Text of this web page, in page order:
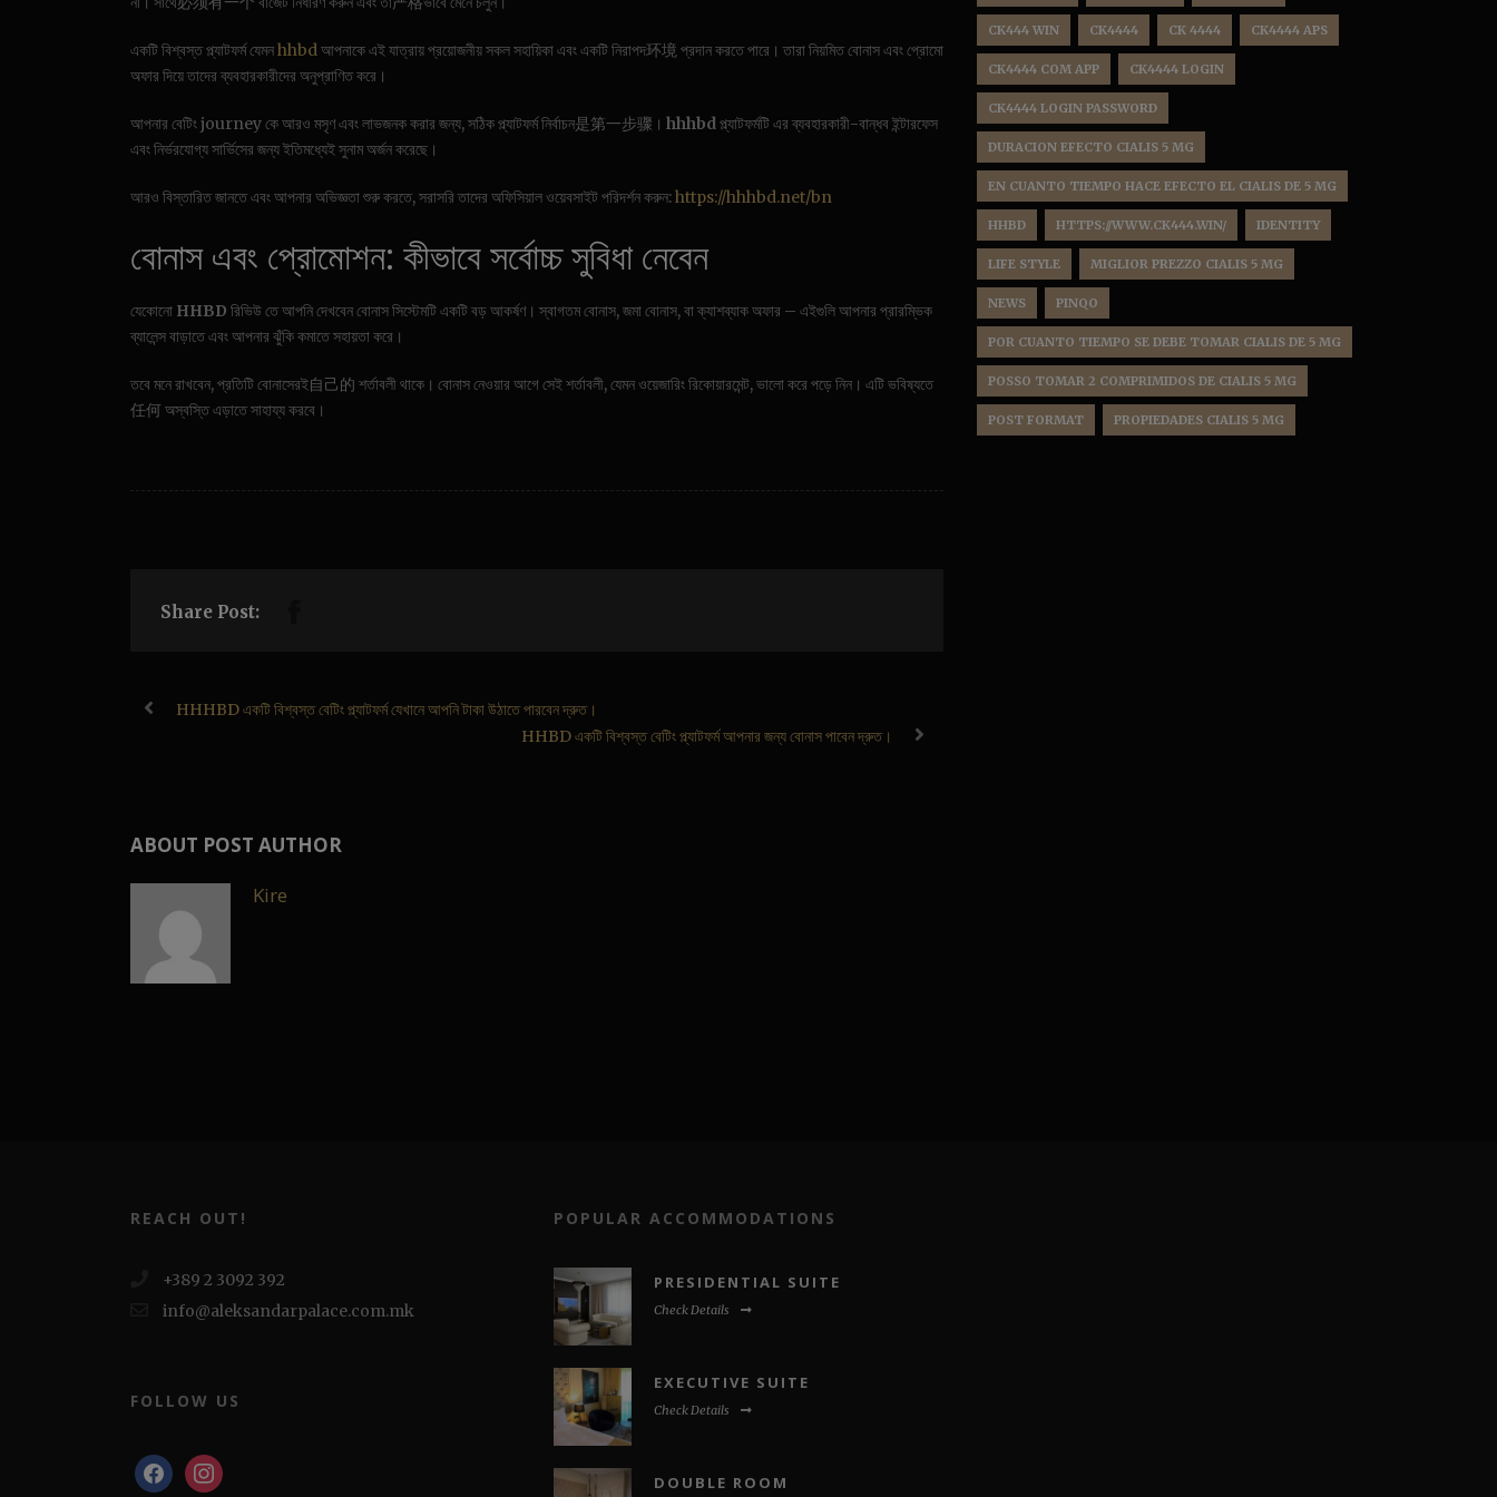
একটি বিশ্বস্ত প্ল্যাটফর্ম যেমনhhbdআপনাকে এই যাত্রায় প্রয়োজনীয় সকল সহায়িকা এবং একটি নিরাপদ环境 প্রদান করতে পারে। তারা নিয়মিত বোনাস এবং প্রোমো
অফার দিয়ে তাদের ব্যবহারকারীদের অনুপ্রাণিত করে।
আপনার বেটিং journey কে আরও মসৃণ এবং লাভজনক করার জন্য, সঠিক প্ল্যাটফর্ম নির্বাচন是第一步骤। hhhbdপ্ল্যাটফর্মটি এর ব্যবহারকারী-বান্ধব ইন্টারফেস
এবং নির্ভরযোগ্য সার্ভিসের জন্য ইতিমধ্যেই সুনাম অর্জন করেছে।
আরও বিস্তারিত জানতে এবং আপনার অভিজ্ঞতা শুরু করতে, সরাসরি তাদের অফিসিয়াল ওয়েবসাইট পরিদর্শন করুন:https://hhhbd.net/bn
বোনাস এবং প্রোমোশন: কীভাবে সর্বোচ্চ সুবিধা নেবেন
যেকোনো HHBD রিভিউ তে আপনি দেখবেন বোনাস সিস্টেমটি একটি বড় আকর্ষণ। স্বাগতম বোনাস, জমা বোনাস, বা ক্যাশব্যাক অফার – এইগুলি আপনার প্রারম্ভিক
ব্যালেন্স বাড়াতে এবং আপনার ঝুঁকি কমাতে সহায়তা করে।
তবে মনে রাখবেন, প্রতিটি বোনাসেরই自己的 শর্তাবলী থাকে। বোনাস নেওয়ার আগে সেই শর্তাবলী, যেমন ওয়েজারিং রিকোয়ারমেন্ট, ভালো করে পড়ে নিন। এটি ভবিষ্যতে
任何 অস্বস্তি এড়াতে সাহায্য করবে।
Share Post:
HHHBD একটি বিশ্বস্ত বেটিং প্ল্যাটফর্ম যেখানে আপনি টাকা উঠাতে পারবেন দ্রুত।
HHBD একটি বিশ্বস্ত বেটিং প্ল্যাটফর্ম আপনার জন্য বোনাস পাবেন দ্রুত।
ABOUT POST AUTHOR
Kire
CK444 WIN CK4444 CK 4444 CK4444 APS
CK4444 COM APP CK4444 LOGIN
CK4444 LOGIN PASSWORD
DURACION EFECTO CIALIS 5 MG
EN CUANTO TIEMPO HACE EFECTO EL CIALIS DE 5 MG
HHBD HTTPS://WWW.CK444.WIN/ IDENTITY
LIFE STYLE MIGLIOR PREZZO CIALIS 5 MG
NEWS PINQO
POR CUANTO TIEMPO SE DEBE TOMAR CIALIS DE 5 MG
POSSO TOMAR 2 COMPRIMIDOS DE CIALIS 5 MG
POST FORMAT PROPIEDADES CIALIS 5 MG
REACH OUT!
+389 2 3092 392
info@aleksandarpalace.com.mk
FOLLOW US
facebookinstagram
POPULAR ACCOMMODATIONS
PRESIDENTIAL SUITE
Check Details
EXECUTIVE SUITE
Check Details
DOUBLE ROOM